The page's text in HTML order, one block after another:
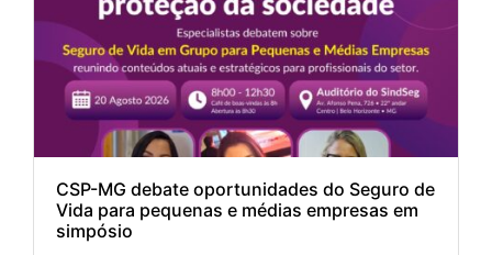
CSP-MG debate oportunidades do Seguro de
Vida para pequenas e médias empresas em
simpósio